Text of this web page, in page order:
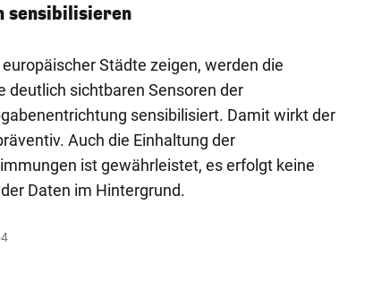
sensibilisieren
Städte zeigen, werden die
deutlich sichtbaren Sensoren der
sensibilisiert. Damit wirkt der
Auch die Einhaltung der
ist gewährleistet, es erfolgt keine
Daten im Hintergrund.